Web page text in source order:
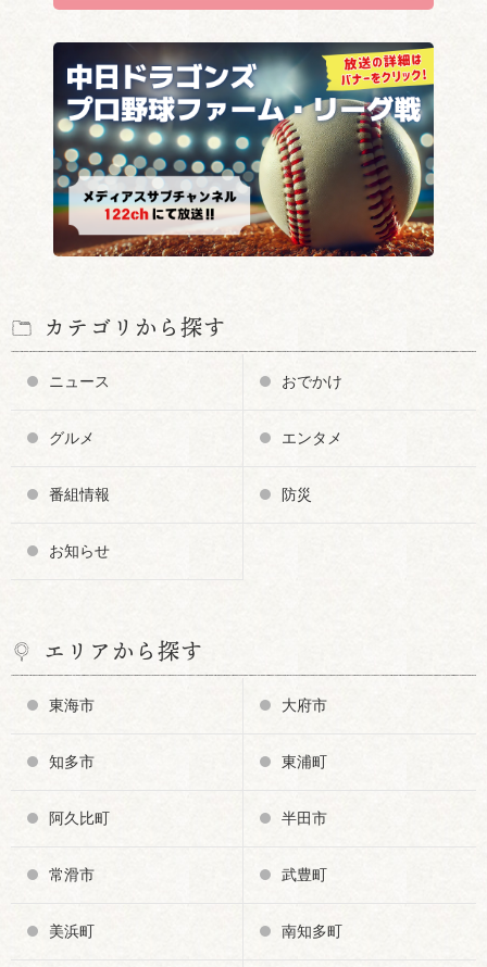
カテゴリから探す
ニュース おでかけ
グルメ エンタメ
番組情報 防災
お知らせ
エリアから探す
東海市 大府市
知多市 東浦町
阿久比町 半田市
常滑市 武豊町
美浜町 南知多町